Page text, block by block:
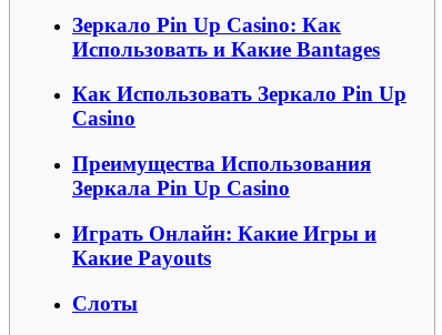
Зеркало Pin Up Casino: Как
Использовать и Какие Вantages
Как Использовать Зеркало Pin Up
Casino
Преимущества Использования
Зеркала Pin Up Casino
Играть Онлайн: Какие Игры и
Какие Payouts
Слоты